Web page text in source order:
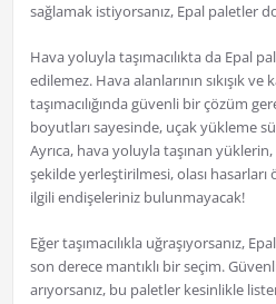
sağlamak istiyorsanız, Epal paletler
Hava yoluyla taşımacılıkta da Epal
edilemez. Hava alanlarının sıkışık ve
taşımacılığında güvenli bir çözüm
boyutları sayesinde, uçak yükleme
Ayrıca, hava yoluyla taşınan
şekilde yerleştirilmesi, olası
ilgili endişeleriniz bulunmayacak!
Eğer taşımacılıkla uğraşıyorsanız,
son derece mantıklı bir seçim.
arıyorsanız, bu paletler kesinlikle